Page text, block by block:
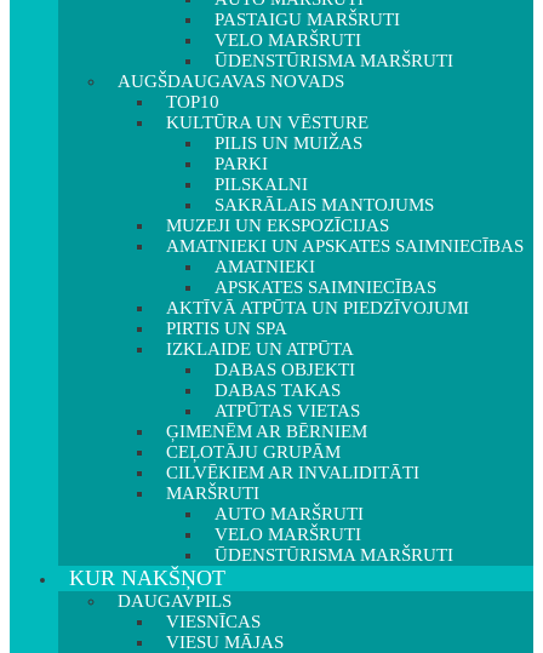
PASTAIGU MARŠRUTI
VELO MARŠRUTI
ŪDENSTŪRISMA MARŠRUTI
AUGŠDAUGAVAS NOVADS
TOP10
KULTŪRA UN VĒSTURE
PILIS UN MUIŽAS
PARKI
PILSKALNI
SAKRĀLAIS MANTOJUMS
MUZEJI UN EKSPOZĪCIJAS
AMATNIEKI UN APSKATES SAIMNIECĪBAS
AMATNIEKI
APSKATES SAIMNIECĪBAS
AKTĪVĀ ATPŪTA UN PIEDZĪVOJUMI
PIRTIS UN SPA
IZKLAIDE UN ATPŪTA
DABAS OBJEKTI
DABAS TAKAS
ATPŪTAS VIETAS
ĢIMENĒM AR BĒRNIEM
CEĻOTĀJU GRUPĀM
CILVĒKIEM AR INVALIDITĀTI
MARŠRUTI
AUTO MARŠRUTI
VELO MARŠRUTI
ŪDENSTŪRISMA MARŠRUTI
KUR NAKŠŅOT
DAUGAVPILS
VIESNĪCAS
VIESU MĀJAS